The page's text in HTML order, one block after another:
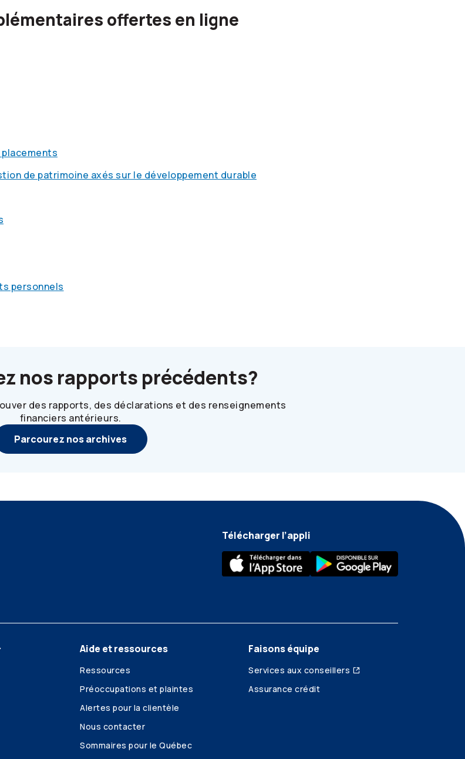
offertes en ligne
de patrimoine axés sur le développement durable
personnels
nos rapports précédents?
des rapports, des déclarations et des renseignements
financiers antérieurs.
Parcourez nos archives
Télécharger l’appli
Aide et ressources
Ressources
Préoccupations et plaintes
Alertes pour la clientèle
Nous contacter
Sommaires pour le Québec
Faisons équipe
Services aux conseillers
Assurance crédit